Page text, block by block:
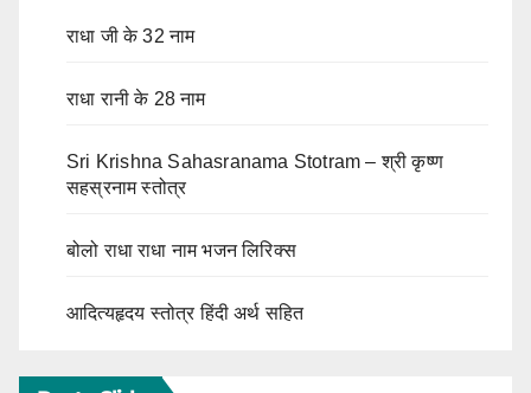
राधा जी के 32 नाम
राधा रानी के 28 नाम
Sri Krishna Sahasranama Stotram – श्री कृष्ण
सहस्रनाम स्तोत्र
बोलो राधा राधा नाम भजन लिरिक्स
आदित्यहृदय स्तोत्र हिंदी अर्थ सहित